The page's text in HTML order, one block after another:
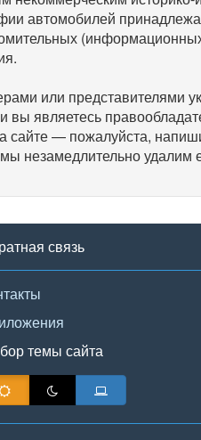
автомобилей
или представителями
вы являетесь
сайте — пожалуйста,
незамедлительно удалим
связь
темы сайта